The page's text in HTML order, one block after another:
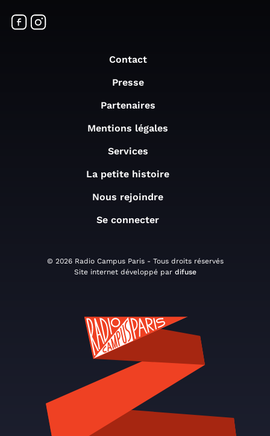
Contact
Presse
Partenaires
Mentions légales
Services
La petite histoire
Nous rejoindre
Se connecter
© 2026 Radio Campus Paris - Tous droits réservés
Site internet développé par difuse